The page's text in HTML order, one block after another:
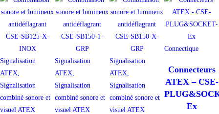
Signalisation
ATEX,
Signalisation
combiné sonore et
visuel ATEX
Signalisation
ATEX,
Signalisation
combiné sonore et
visuel ATEX
Signalisation
ATEX,
Signalisation
combiné sonore et
visuel ATEX
Connectique
Connecteurs
ATEX – CSE-
Ex